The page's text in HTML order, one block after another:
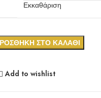
Εκκαθάριση
ΣΤΟ ΚΑΛΆΘΙ
Add to wishlist